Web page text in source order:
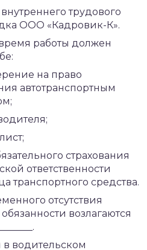
трудового
ООО «Кадровик-К».
работы должен
на право
автотранспортным
страхования
ответственности
транспортного средства.
отсутствия
возлагаются
водительском